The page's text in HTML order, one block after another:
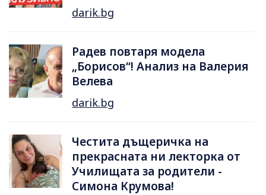
darik.bg
Радев повтаря модела
„Борисов“! Анализ на Валерия
Велева
darik.bg
Честита дъщеричка на
прекрасната ни лекторка от
Училищата за родители -
Симона Крумова!